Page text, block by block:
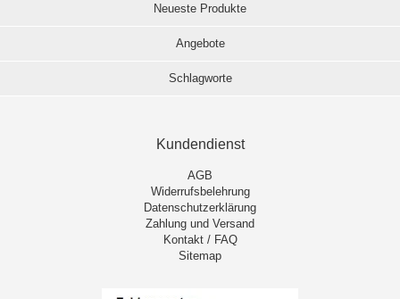
Neueste Produkte
Angebote
Schlagworte
Kundendienst
AGB
Widerrufsbelehrung
Datenschutzerklärung
Zahlung und Versand
Kontakt / FAQ
Sitemap